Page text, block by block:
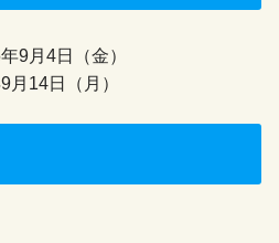
9月4日（金）
月14日（月）